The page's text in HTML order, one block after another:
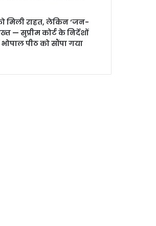
मिली राहत, लेकिन ‘जन-
— सुप्रीम कोर्ट के निर्देशों
पीठ को सौंपा गया